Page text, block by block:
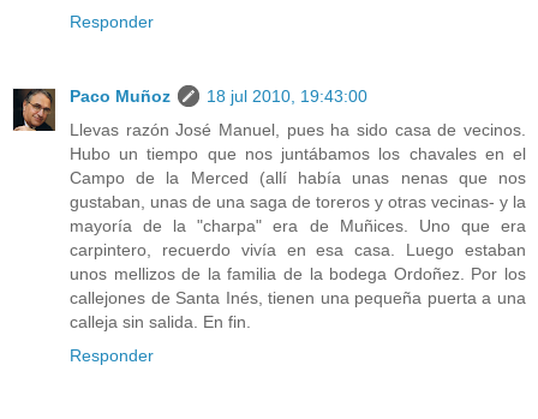
Responder
Paco Muñoz
18 jul 2010, 19:43:00
Llevas razón José Manuel, pues ha sido casa de vecinos.
Hubo un tiempo que nos juntábamos los chavales en el
Campo de la Merced (allí había unas nenas que nos
gustaban, unas de una saga de toreros y otras vecinas- y la
mayoría de la "charpa" era de Muñices. Uno que era
carpintero, recuerdo vivía en esa casa. Luego estaban
unos mellizos de la familia de la bodega Ordoñez. Por los
callejones de Santa Inés, tienen una pequeña puerta a una
calleja sin salida. En fin.
Responder